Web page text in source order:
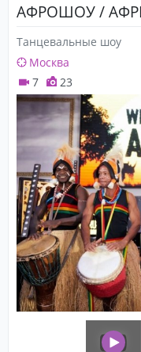
АФРОШОУ /
Танцевальные шоу
Москва
7
23